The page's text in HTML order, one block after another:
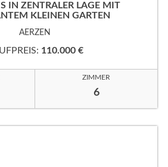
IN ZENTRALER LAGE MIT
KLEINEN GARTEN
AERZEN
110.000 €
ZIMMER
6